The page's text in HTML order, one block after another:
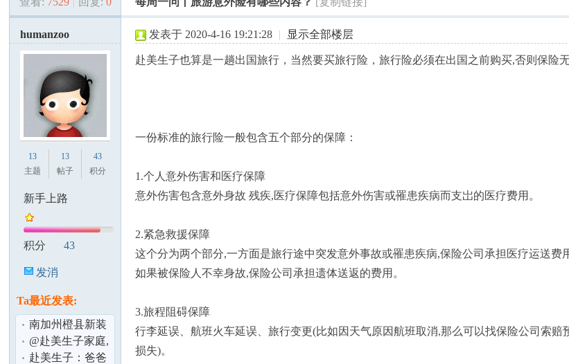
美
国
» › ›
humanzoo
13
主题
13
帖子
43
积分
新手上路
积分 43
发消
Ta最近发表:
南加州橙县新装
修2卧2浴2车库
1200平方英尺
@赴美生子家庭,
美国护照9个不可
赴美生子：爸爸
发表于 2020-4-16 19:21:28 | 显示全部楼层
赴美生子也算是一趟出国旅行，当然要买旅行险，旅行险必须在出国之前购买,否则保险无
一份标准的旅行险一般包含五个部分的保障：
1.个人意外伤害和医疗保障
意外伤害包含意外身故 残疾,医疗保障包括意外伤害或罹患疾病而支岀的医疗费用。
2.紧急救援保障
这个分为两个部分,一方面是旅行途中突发意外事故或罹患疾病,保险公司承担医疗运送费
如果被保险人不幸身故,保险公司承担遗体送返的费用。
3.旅程阻碍保障
行李延误、航班火车延误、旅行变更(比如因天气原因航班取消,那么可以找保险公司索赔
损失)。